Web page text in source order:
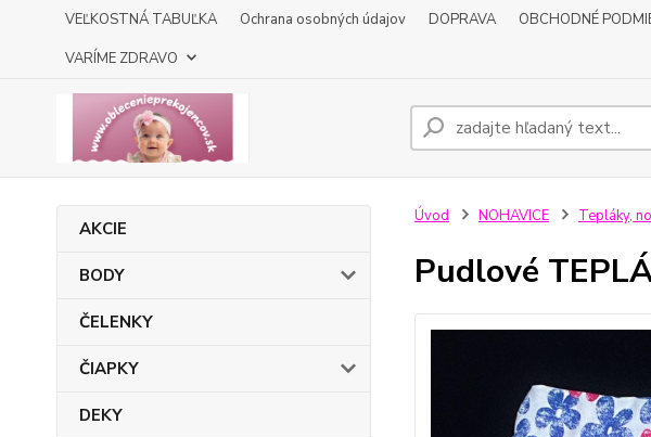
VEĽKOSTNÁ TABUĽKA Ochrana osobných údajov DOPRAVA OBCHODNÉ
VARÍME ZDRAVO
AKCIE
BODY
ČELENKY
ČIAPKY
DEKY
Úvod NOHAVICE Tepláky,
Pudlové